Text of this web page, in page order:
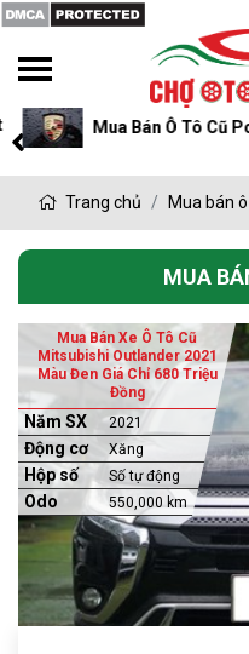
Mua Bán Ô Tô Cũ
Trang chủ Mua bán
MUA
Mua Bán Xe Ô Tô Cũ
Mitsubishi Outlander 2021
Màu Đen Giá Chỉ 680 Triệu
Đồng
Năm SX 2021
Động cơ Xăng
Hộp số Số tự động
Odo 550,000 km